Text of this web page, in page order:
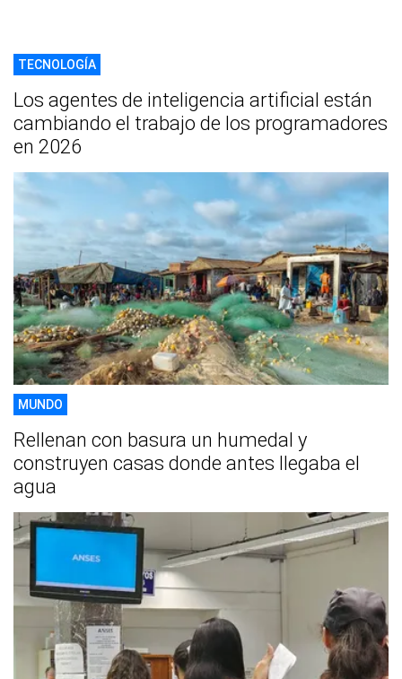
TECNOLOGÍA
Los agentes de inteligencia artificial están
cambiando el trabajo de los programadores
en 2026
MUNDO
Rellenan con basura un humedal y
construyen casas donde antes llegaba el
agua